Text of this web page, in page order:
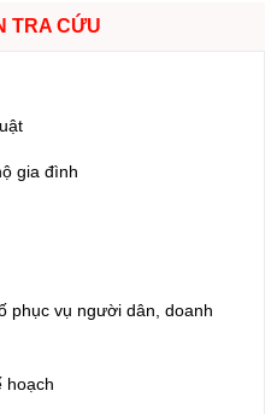
TRA CỨU
gia đình
phục vụ người dân, doanh
hoạch